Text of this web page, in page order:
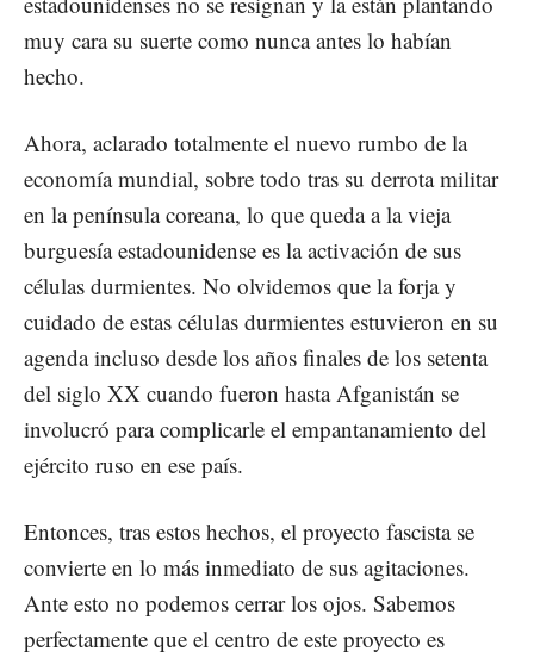
muy cara su suerte como nunca antes lo habían
hecho.
Ahora, aclarado totalmente el nuevo rumbo de la
economía mundial, sobre todo tras su derrota militar
en la península coreana, lo que queda a la vieja
burguesía estadounidense es la activación de sus
células durmientes. No olvidemos que la forja y
cuidado de estas células durmientes estuvieron en su
agenda incluso desde los años finales de los setenta
del siglo XX cuando fueron hasta Afganistán se
involucró para complicarle el empantanamiento del
ejército ruso en ese país.
Entonces, tras estos hechos, el proyecto fascista se
convierte en lo más inmediato de sus agitaciones.
Ante esto no podemos cerrar los ojos. Sabemos
perfectamente que el centro de este proyecto es